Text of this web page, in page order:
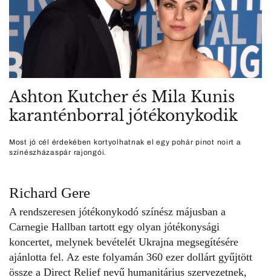
Ashton Kutcher és Mila Kunis
karanténborral jótékonykodik
Most jó cél érdekében kortyolhatnak el egy pohár pinot noirt a
színészházaspár rajongói.
Richard Gere
A rendszeresen jótékonykodó színész májusban a
Carnegie Hallban tartott egy olyan jótékonysági
koncertet, melynek bevételét Ukrajna megsegítésére
ajánlotta fel. Az este folyamán 360 ezer dollárt gyűjtött
össze a Direct Relief nevű humanitárius szervezetnek,